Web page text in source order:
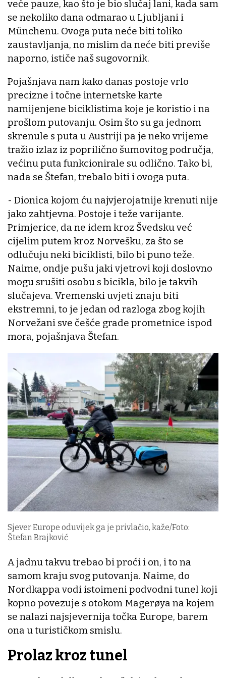
veće pauze, kao što je bio slučaj lani, kada sam
se nekoliko dana odmarao u Ljubljani i
Münchenu. Ovoga puta neće biti toliko
zaustavljanja, no mislim da neće biti previše
naporno, ističe naš sugovornik.
Pojašnjava nam kako danas postoje vrlo
precizne i točne internetske karte
namijenjene biciklistima koje je koristio i na
prošlom putovanju. Osim što su ga jednom
skrenule s puta u Austriji pa je neko vrijeme
tražio izlaz iz poprilično šumovitog područja,
većinu puta funkcionirale su odlično. Tako bi,
nada se Štefan, trebalo biti i ovoga puta.
- Dionica kojom ću najvjerojatnije krenuti nije
jako zahtjevna. Postoje i teže varijante.
Primjerice, da ne idem kroz Švedsku već
cijelim putem kroz Norvešku, za što se
odlučuju neki biciklisti, bilo bi puno teže.
Naime, ondje pušu jaki vjetrovi koji doslovno
mogu srušiti osobu s bicikla, bilo je takvih
slučajeva. Vremenski uvjeti znaju biti
ekstremni, to je jedan od razloga zbog kojih
Norvežani sve češće grade prometnice ispod
mora, pojašnjava Štefan.
Sjever Europe oduvijek ga je privlačio, kaže/Foto:
Štefan Brajković
A jadnu takvu trebao bi proći i on, i to na
samom kraju svog putovanja. Naime, do
Nordkappa vodi istoimeni podvodni tunel koji
kopno povezuje s otokom Magerøya na kojem
se nalazi najsjevernija točka Europe, barem
ona u turističkom smislu.
Prolaz kroz tunel